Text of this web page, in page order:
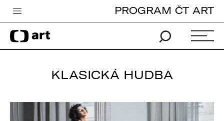
Česká televize
Zpravodajství
TV program
PROGRAM ČT ART
KLASICKÁ HUDBA